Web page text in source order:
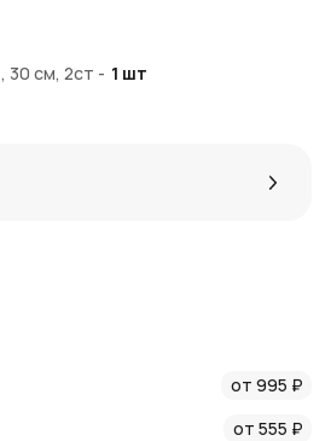
AzaliaNow. Доставка
30 см, 2ст - 1 шт
от 995 ₽
от 555 ₽